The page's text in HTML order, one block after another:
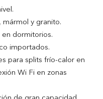
mármol y granito.
en dormitorios.
importados.
para splits frío-calor en
Wi Fi en zonas